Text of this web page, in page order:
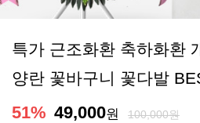
특가 근조화환 축하화환
양란 꽃바구니 꽃다발
51% 49,000원 100,000원